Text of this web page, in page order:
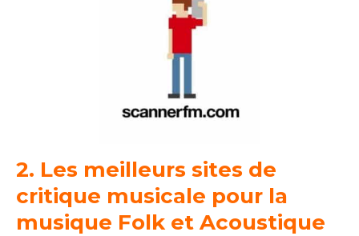
2. Les meilleurs sites de
critique musicale pour la
musique Folk et Acoustique